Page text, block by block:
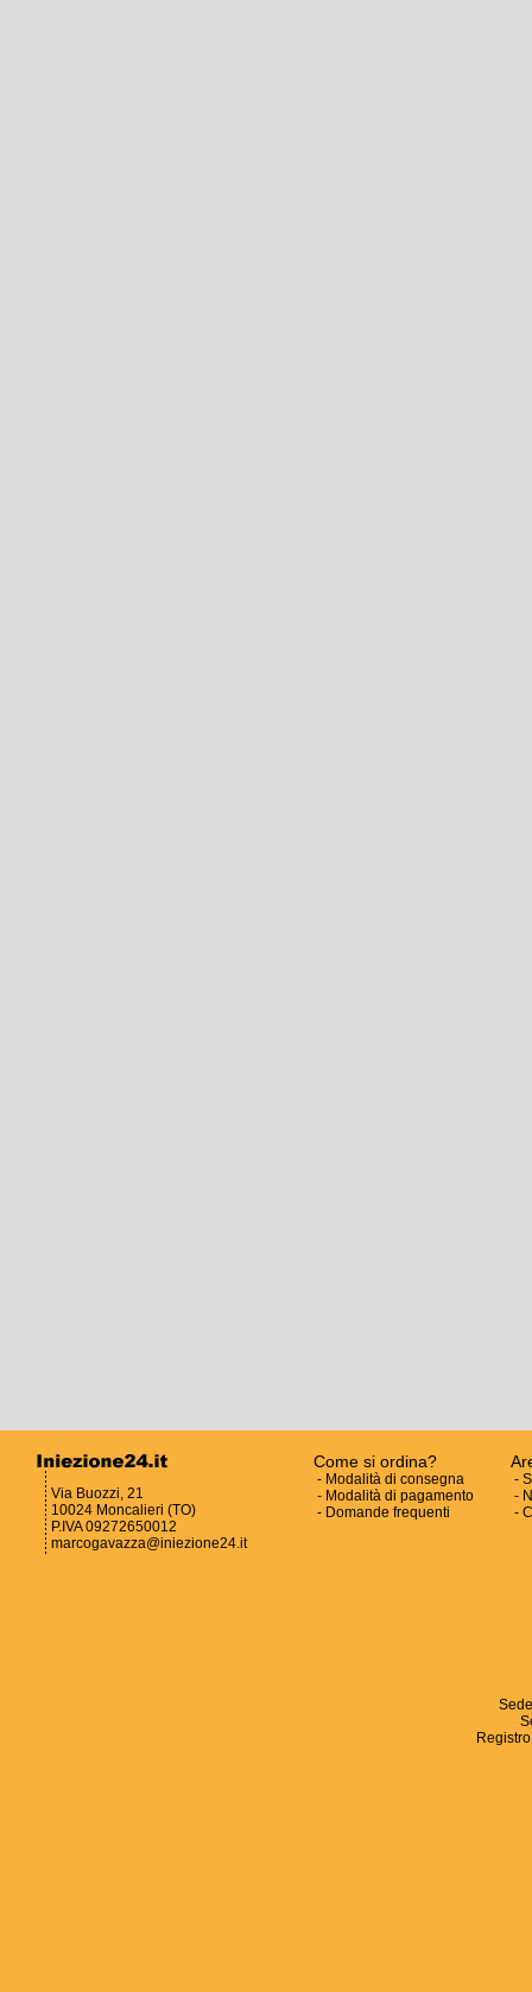
Via Buozzi, 21
10024 Moncalieri (TO)
P.IVA 09272650012
marcogavazza@iniezione24.it
Come si ordina?
- Modalità di consegna
- Modalità di pagamento
- Domande frequenti
-
-
-